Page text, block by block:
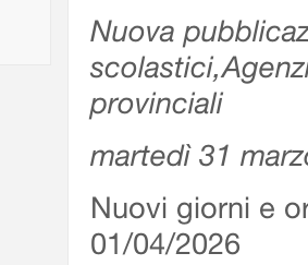
Nuova
provinciali
martedì 31
Nuovi giorni e
01/04/2026